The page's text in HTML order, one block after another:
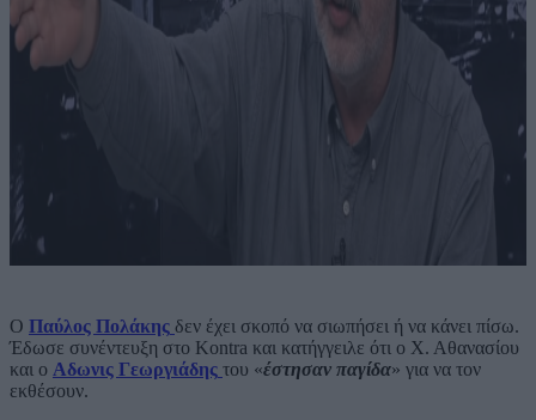
Ο Παύλος Πολάκης δεν έχει σκοπό να σιωπήσει ή να κάνει πίσω.
Έδωσε συνέντευξη στο Kontra και κατήγγειλε ότι ο Χ. Αθανασίου
και ο Αδωνις Γεωργιάδης του «έστησαν παγίδα» για να τον
εκθέσουν.